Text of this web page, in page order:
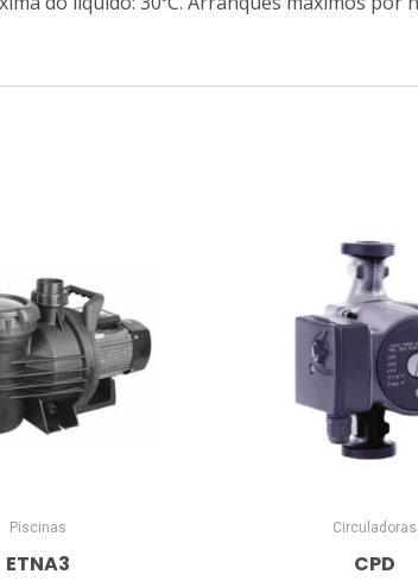
Piscinas
ETNA3
Circuladoras
CPD